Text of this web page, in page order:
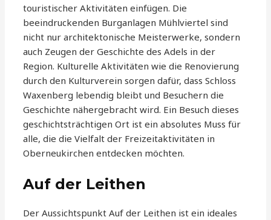
touristischer Aktivitäten einfügen. Die
beeindruckenden Burganlagen Mühlviertel sind
nicht nur architektonische Meisterwerke, sondern
auch Zeugen der Geschichte des Adels in der
Region. Kulturelle Aktivitäten wie die Renovierung
durch den Kulturverein sorgen dafür, dass Schloss
Waxenberg lebendig bleibt und Besuchern die
Geschichte nähergebracht wird. Ein Besuch dieses
geschichtsträchtigen Ort ist ein absolutes Muss für
alle, die die Vielfalt der Freizeitaktivitäten in
Oberneukirchen entdecken möchten.
Auf der Leithen
Der Aussichtspunkt Auf der Leithen ist ein ideales